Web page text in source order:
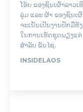
ໂອ້ຍ​ ຂອງຊົນເຜົ່າລາວ
ລຸ່ມ ແລະ ຜ້າ ຂອງຊົນເ
ຈະເນັ້ນເປັນງານປັກມື
ໃນການເຮັດຊຸດພຽງແ
ສຳລັບ ຂັນໄຊ.
INSIDELAOS